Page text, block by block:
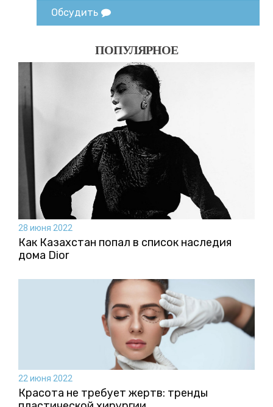
Обсудить
ПОПУЛЯРНОЕ
28 июня 2022
Как Казахстан попал в список наследия
дома Dior
22 июня 2022
Красота не требует жертв: тренды